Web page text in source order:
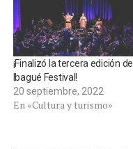
¡Finalizó la tercera edición del
Ibagué Festival!
20 septiembre, 2022
En «Cultura y turismo»